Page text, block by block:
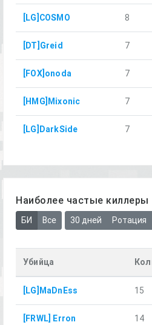
[LG]COSMO 8
[DT]Greid 7
[FOX]onoda 7
[HMG]Mixonic 7
[LG]DarkSide 7
Наиболее частые киллеры
БИ Все 30 дней Ротация
Убийца
[LG]MaDnEss 15
[FRWL] Erron 14